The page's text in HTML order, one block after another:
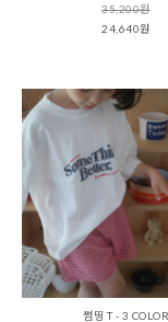
35,200원
24,640원
썸띵 T - 3 COLOR